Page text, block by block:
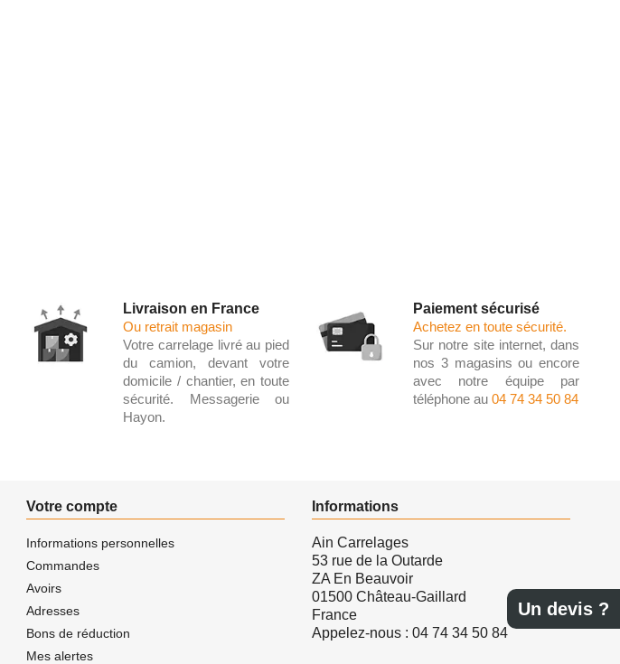
Un devis ?
Livraison en France
Ou retrait magasin
Votre carrelage livré au pied
du camion, devant votre
domicile / chantier, en toute
sécurité. Messagerie ou
Hayon.
Paiement sécurisé
Achetez en toute sécurité.
Sur notre site internet, dans
nos 3 magasins ou encore
avec notre équipe par
téléphone au 04 74 34 50 84
Votre compte
Informations personnelles
Commandes
Avoirs
Adresses
Bons de réduction
Mes alertes
Informations
Ain Carrelages
53 rue de la Outarde
ZA En Beauvoir
01500 Château-Gaillard
France
Appelez-nous : 04 74 34 50 84